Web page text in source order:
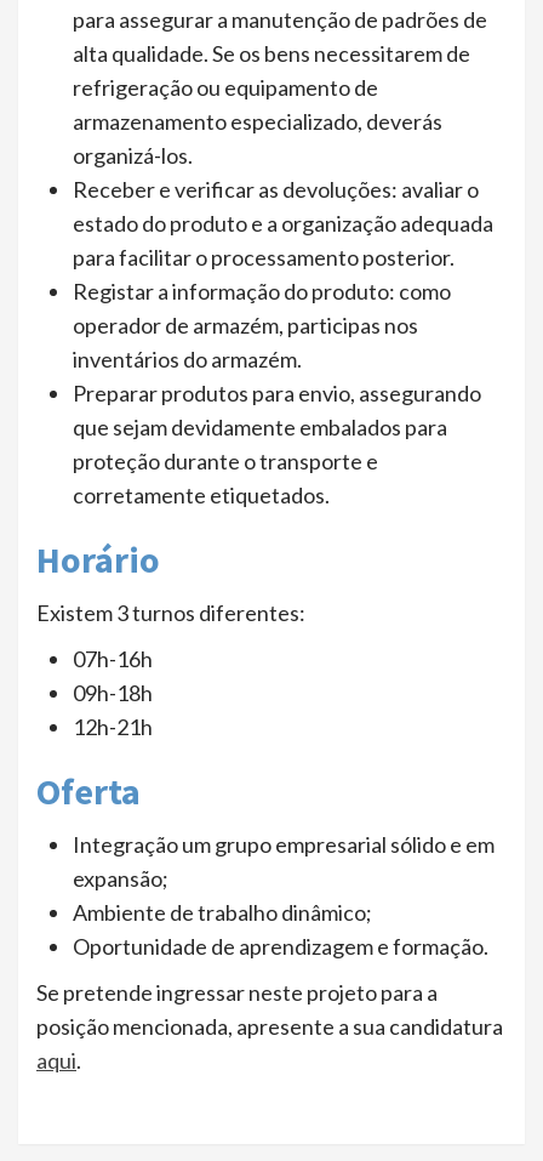
para assegurar a manutenção de padrões de
alta qualidade. Se os bens necessitarem de
refrigeração ou equipamento de
armazenamento especializado, deverás
organizá-los.
Receber e verificar as devoluções: avaliar o
estado do produto e a organização adequada
para facilitar o processamento posterior.
Registar a informação do produto: como
operador de armazém, participas nos
inventários do armazém.
Preparar produtos para envio, assegurando
que sejam devidamente embalados para
proteção durante o transporte e
corretamente etiquetados.
Horário
Existem 3 turnos diferentes:
07h-16h
09h-18h
12h-21h
Oferta
Integração um grupo empresarial sólido e em
expansão;
Ambiente de trabalho dinâmico;
Oportunidade de aprendizagem e formação.
Se pretende ingressar neste projeto para a
posição mencionada, apresente a sua candidatura
aqui.